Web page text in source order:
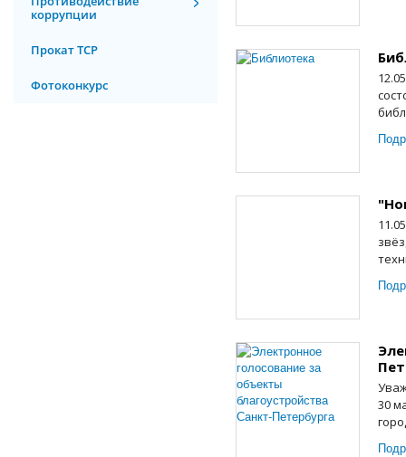
коррупции
Прокат ТСР
Фотоконкурс
30